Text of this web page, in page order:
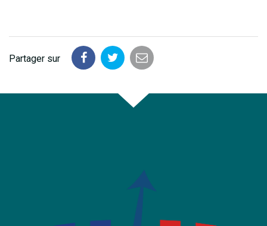
Partager sur
Partager
Facebook
Partager
Twitter
Partager
email